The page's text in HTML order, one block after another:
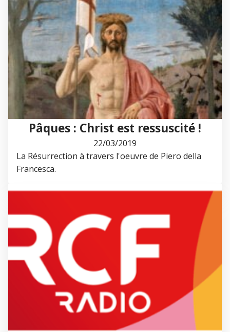
Pâques : Christ est ressuscité !
22/03/2019
La Résurrection à travers l'oeuvre de Piero della
Francesca.